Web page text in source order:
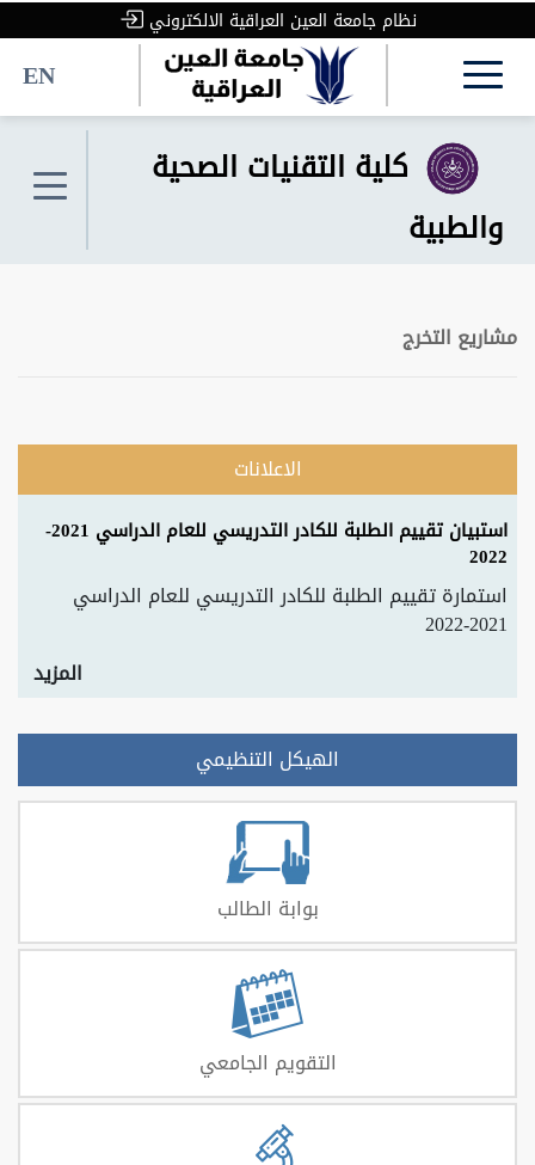
نظام جامعة العين العراقية الالكتروني
EN
كلية التقنيات الصحية
والطبية
مشاريع التخرج
الاعلانات
استبيان تقييم الطلبة للكادر التدريسي للعام الدراسي 2021-
2022
استمارة تقييم الطلبة للكادر التدريسي للعام الدراسي
2021-2022
المزيد
الهيكل التنظيمي
بوابة الطالب
التقويم الجامعي